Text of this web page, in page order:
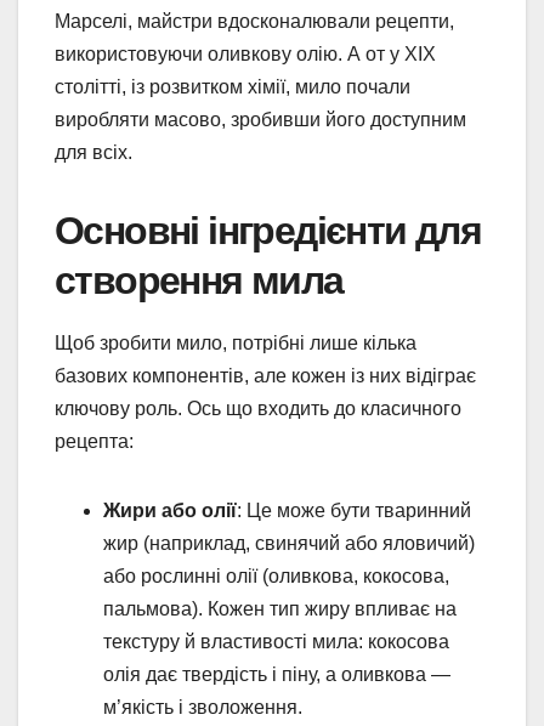
Марселі, майстри вдосконалювали рецепти,
використовуючи оливкову олію. А от у XIX
столітті, із розвитком хімії, мило почали
виробляти масово, зробивши його доступним
для всіх.
Основні інгредієнти для
створення мила
Щоб зробити мило, потрібні лише кілька
базових компонентів, але кожен із них відіграє
ключову роль. Ось що входить до класичного
рецепта:
Жири або олії: Це може бути тваринний
жир (наприклад, свинячий або яловичий)
або рослинні олії (оливкова, кокосова,
пальмова). Кожен тип жиру впливає на
текстуру й властивості мила: кокосова
олія дає твердість і піну, а оливкова —
м’якість і зволоження.